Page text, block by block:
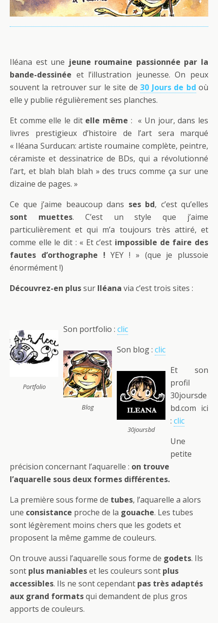
Iléana est une jeune roumaine passionnée par la
bande-dessinée et l’illustration jeunesse. On peux
souvent la retrouver sur le site de30 Jours de bd où
elle y publie régulièrement ses planches.
Et comme elle le ditelle même : « Un jour, dans les
livres prestigieux d’histoire de l’art sera marqué
« Iléana Surducan: artiste roumaine complète, peintre,
céramiste et dessinatrice de BDs, qui a révolutionné
l’art, et blah blah blah » des trucs comme ça sur une
dizaine de pages. »
Ce que j’aime beaucoup dans ses bd, c’est qu’elles
sont muettes. C’est un style que j’aime
particulièrement et qui m’a toujours très attiré, et
comme elle le dit : « Et c’est impossible de faire des
fautes d’orthographe ! YEY ! » (que je plussoie
énormément !)
Découvrez-en plussur Iléana via c’est trois sites :
Portfolio
Son portfolio : clic
Blog
Son blog : clic
30joursbd
Et son
profil
30joursde
bd.com ici
: clic
Une
petite
précision concernant l’aquarelle : on trouve
l’aquarelle sous deux formes différentes.
La première sous forme de tubes, l’aquarelle a alors
une consistance proche de la gouache. Les tubes
sont légèrement moins chers que les godets et
proposent la même gamme de couleurs.
On trouve aussi l’aquarelle sous forme de godets. Ils
sont plus maniableset les couleurs sont plus
accessibles. Ils ne sont cependant pas très adaptés
aux grand formatsqui demandent de plus gros
apports de couleurs.